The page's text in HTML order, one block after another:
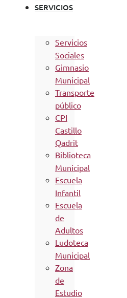
SERVICIOS
Servicios
Sociales
Gimnasio
Municipal
Transporte
público
CPI
Castillo
Qadrit
Biblioteca
Municipal
Escuela
Infantil
Escuela
de
Adultos
Ludoteca
Municipal
Zona
de
Estudio